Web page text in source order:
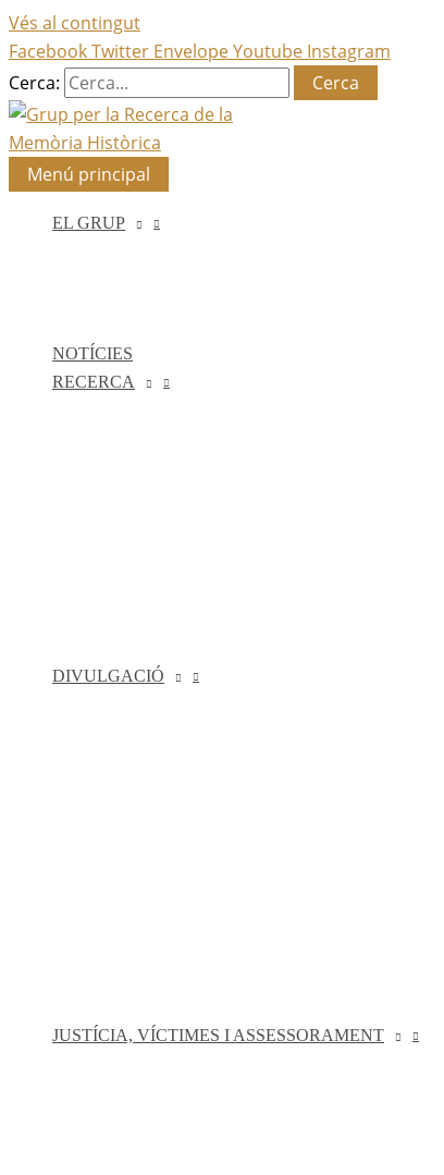
Vés al contingut
FacebookTwitter EnvelopeYoutube Instagram
Cerca:
Menú principal
EL GRUP
NOTÍCIES
RECERCA
DIVULGACIÓ
JUSTÍCIA, VÍCTIMES I ASSESSORAMENT